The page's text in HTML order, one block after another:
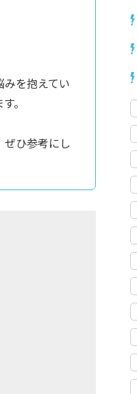
を抱えてい
。
ぜひ参考にし